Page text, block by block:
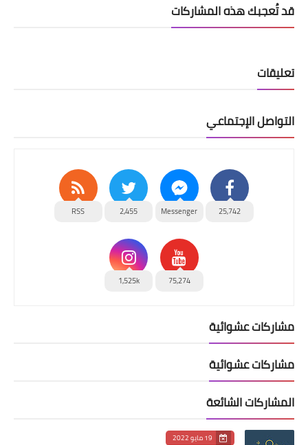
قد تُعجبك هذه المشاركات
تعليقات
التواصل الإجتماعي
25,742
Messenger
2,455
RSS
75,274
1,525k
مشاركات عشوائية
مشاركات عشوائية
المشاركات الشائعة
19 مايو 2022